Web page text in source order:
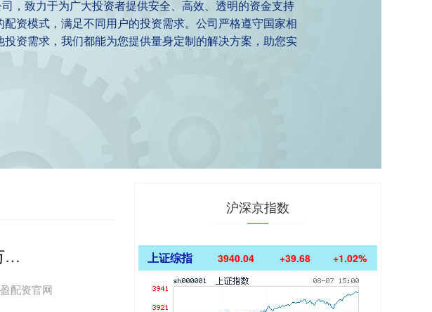
，致力于为广大投资者提供安全、高效、透明的资金支持
资模式，满足不同用户的投资需求。公司严格遵守国家相
资需求，我们都能为您提供量身定制的解决方案，助您实
犀牛配资 踏霜巡山！凉山电力人守护新春万家灯火
配资官网
沪深京指数
上证综指 3940.04 +39.68 +1.02%